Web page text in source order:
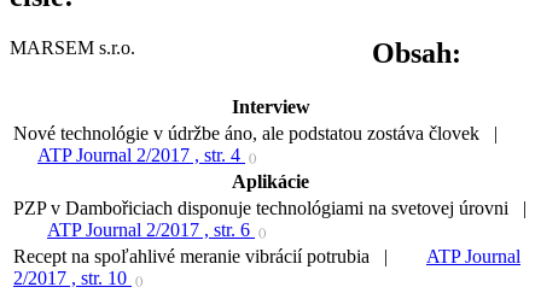
MARSEM s.r.o. Obsah:
Interview
Nové technológie v údržbe áno, ale podstatou zostáva človek |
ATP Journal 2/2017 , str. 4
()
Aplikácie
PZP v Dambořiciach disponuje technológiami na svetovej úrovni |
ATP Journal 2/2017 , str. 6
()
Recept na spoľahlivé meranie vibrácií potrubia |
ATP Journal
2/2017 , str. 10
()